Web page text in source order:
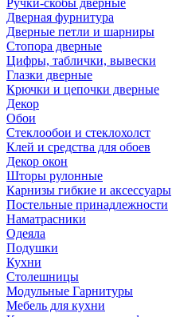
Ручки-скобы дверные
Дверная фурнитура
Дверные петли и шарниры
Стопора дверные
Цифры, таблички, вывески
Глазки дверные
Крючки и цепочки дверные
Декор
Обои
Стеклообои и стеклохолст
Клей и средства для обоев
Декор окон
Шторы рулонные
Карнизы гибкие и аксессуары
Постельные принадлежности
Наматрасники
Одеяла
Подушки
Кухни
Столешницы
Модульные Гарнитуры
Мебель для кухни